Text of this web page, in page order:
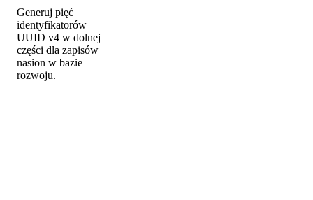
Generuj pięć
identyfikatorów
UUID v4 w dolnej
części dla zapisów
nasion w bazie
rozwoju.